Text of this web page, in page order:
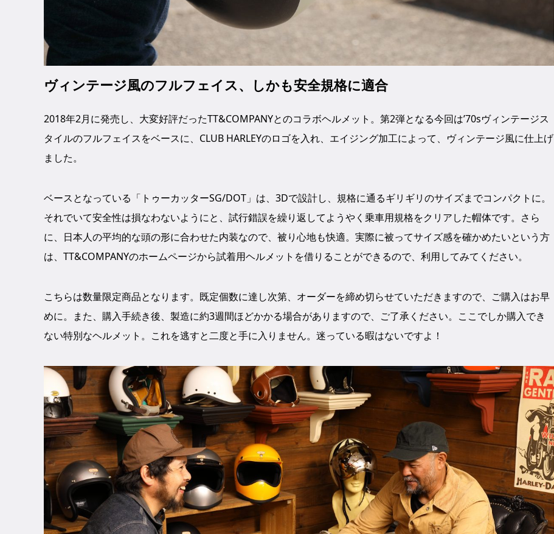
ヴィンテージ風のフルフェイス、しかも安全規格に適合
2018年2月に発売し、大変好評だったTT&COMPANYとのコラボヘルメット。第2弾となる今回は’70sヴィンテージス
タイルのフルフェイスをベースに、CLUB HARLEYのロゴを入れ、エイジング加工によって、ヴィンテージ風に仕上げ
ました。
ベースとなっている「トゥーカッターSG/DOT」は、3Dで設計し、規格に通るギリギリのサイズまでコンパクトに。
それでいて安全性は損なわないようにと、試行錯誤を繰り返してようやく乗車用規格をクリアした帽体です。さら
に、日本人の平均的な頭の形に合わせた内装なので、被り心地も快適。実際に被ってサイズ感を確かめたいという方
は、TT&COMPANYのホームページから試着用ヘルメットを借りることができるので、利用してみてください。
こちらは数量限定商品となります。既定個数に達し次第、オーダーを締め切らせていただきますので、ご購入はお早
めに。また、購入手続き後、製造に約3週間ほどかかる場合がありますので、ご了承ください。ここでしか購入でき
ない特別なヘルメット。これを逃すと二度と手に入りません。迷っている暇はないですよ！